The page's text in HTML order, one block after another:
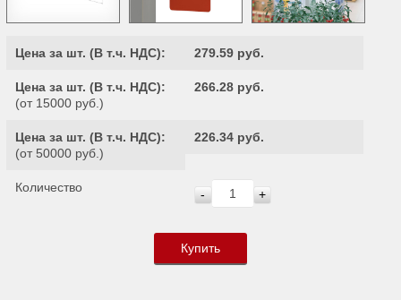
Цена за шт. (В т.ч. НДС): 279.59 руб.
Цена за шт. (В т.ч. НДС):
(от 15000 руб.)
266.28 руб.
Цена за шт. (В т.ч. НДС):
(от 50000 руб.)
226.34 руб.
Количество - +
Купить